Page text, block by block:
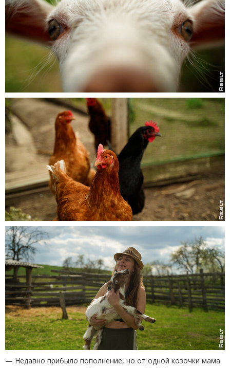
— Недавно прибыло пополнение, но от одной козочки мама